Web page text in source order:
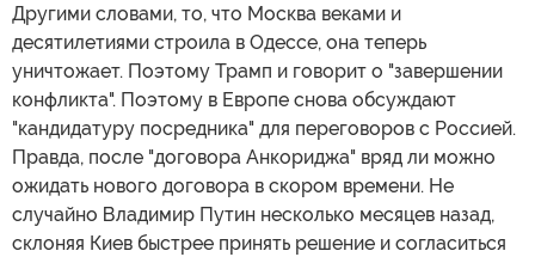
Другими словами, то, что Москва веками и
десятилетиями строила в Одессе, она теперь
уничтожает. Поэтому Трамп и говорит о "завершении
конфликта". Поэтому в Европе снова обсуждают
"кандидатуру посредника" для переговоров с Россией.
Правда, после "договора Анкориджа" вряд ли можно
ожидать нового договора в скором времени. Не
случайно Владимир Путин несколько месяцев назад,
склоняя Киев быстрее принять решение и согласиться